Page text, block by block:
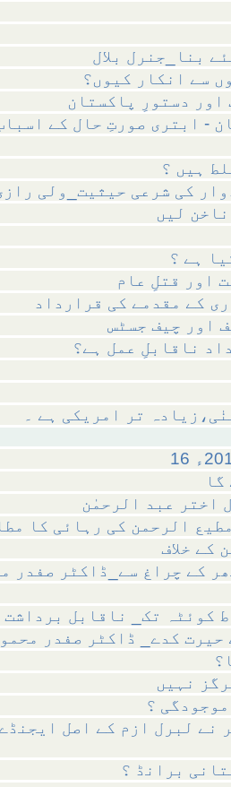
اور دستورِ پاکستان
- ابتری صورتِ حال کے
ہیں ؟
کی شرعی حیثیت_ولی
لیں
ہے ؟
اور قتلِ عام
تر امریکی ہے ۔
اختر عبد الرحمٰن
الرحمن کی رہائی کا
حیرت کدے_ ڈاکٹر صفدر
نے لبرل ازم کے اصل
برانڈ ؟